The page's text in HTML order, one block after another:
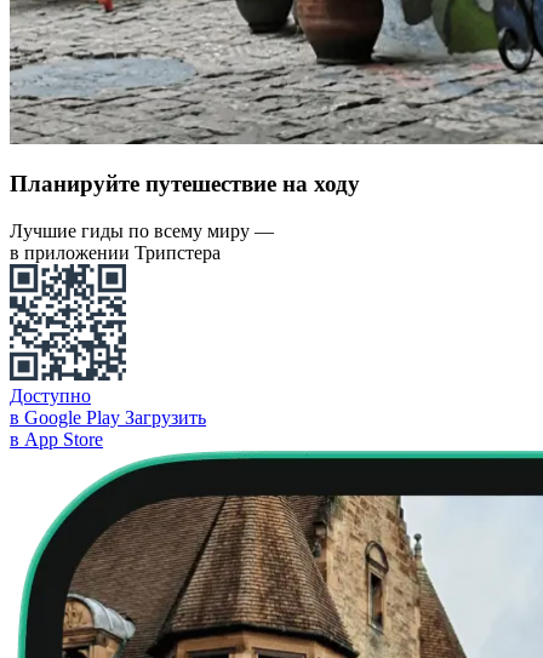
Планируйте путешествие на ходу
Лучшие гиды по всему миру —
в приложении Трипстера
Доступно
в Google Play Загрузить
в App Store